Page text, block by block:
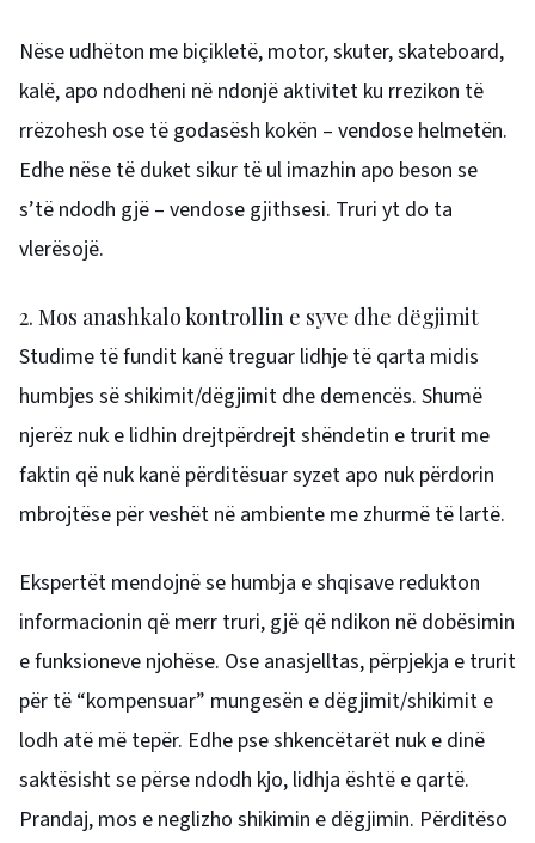
Nëse udhëton me biçikletë, motor, skuter, skateboard,
kalë, apo ndodheni në ndonjë aktivitet ku rrezikon të
rrëzohesh ose të godasësh kokën – vendose helmetën.
Edhe nëse të duket sikur të ul imazhin apo beson se
s’të ndodh gjë – vendose gjithsesi. Truri yt do ta
vlerësojë.
2. Mos anashkalo kontrollin e syve dhe dëgjimit
Studime të fundit kanë treguar lidhje të qarta midis
humbjes së shikimit/dëgjimit dhe demencës. Shumë
njerëz nuk e lidhin drejtpërdrejt shëndetin e trurit me
faktin që nuk kanë përditësuar syzet apo nuk përdorin
mbrojtëse për veshët në ambiente me zhurmë të lartë.
Ekspertët mendojnë se humbja e shqisave redukton
informacionin që merr truri, gjë që ndikon në dobësimin
e funksioneve njohëse. Ose anasjelltas, përpjekja e trurit
për të “kompensuar” mungesën e dëgjimit/shikimit e
lodh atë më tepër. Edhe pse shkencëtarët nuk e dinë
saktësisht se përse ndodh kjo, lidhja është e qartë.
Prandaj, mos e neglizho shikimin e dëgjimin. Përditëso